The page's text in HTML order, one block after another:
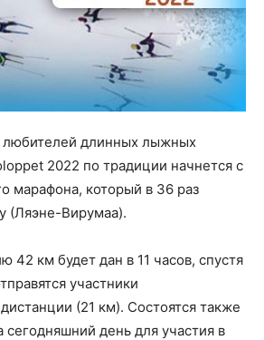
любителей длинных лыжных
2022 по традиции начнется с
марафона, который в 36 раз
(Ляэне-Вирумаа).
42 км будет дан в 11 часов, спустя
участники
(21 км). Состоятся также
сегодняшний день для участия в